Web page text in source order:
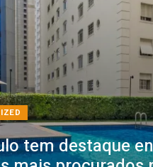
tem destaque